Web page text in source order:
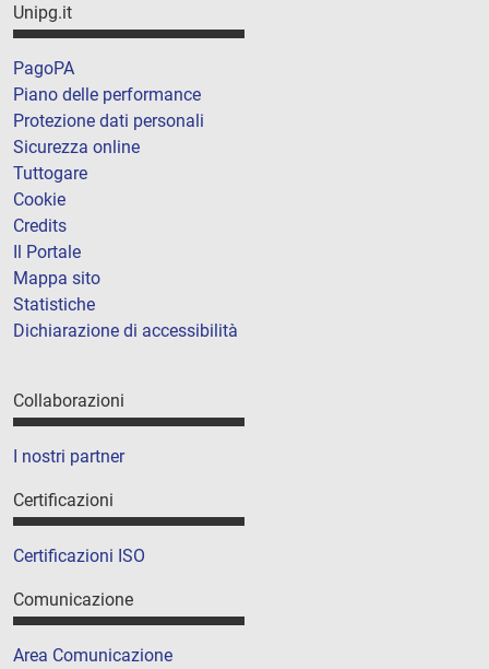
Unipg.it
PagoPA
Piano delle performance
Protezione dati personali
Sicurezza online
Tuttogare
Cookie
Credits
Il Portale
Mappa sito
Statistiche
Dichiarazione di accessibilità
Collaborazioni
I nostri partner
Certificazioni
Certificazioni ISO
Comunicazione
Area Comunicazione